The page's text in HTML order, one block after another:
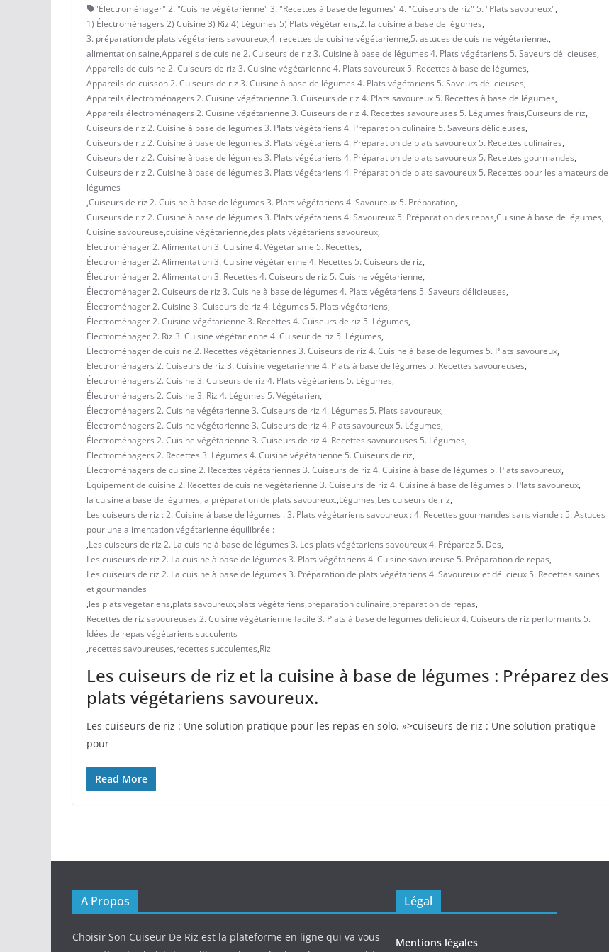
"Électroménager" 2. "Cuisine végétarienne" 3. "Recettes à base de légumes" 4. "Cuiseurs de riz" 5. "Plats savoureux",
1) Électroménagers 2) Cuisine 3) Riz 4) Légumes 5) Plats végétariens,2. la cuisine à base de légumes,
3. préparation de plats végétariens savoureux,4. recettes de cuisine végétarienne,5. astuces de cuisine végétarienne.,
alimentation saine,Appareils de cuisine 2. Cuiseurs de riz 3. Cuisine à base de légumes 4. Plats végétariens 5. Saveurs délicieuses,
Appareils de cuisine 2. Cuiseurs de riz 3. Cuisine végétarienne 4. Plats savoureux 5. Recettes à base de légumes,
Appareils de cuisson 2. Cuiseurs de riz 3. Cuisine à base de légumes 4. Plats végétariens 5. Saveurs délicieuses,
Appareils électroménagers 2. Cuisine végétarienne 3. Cuiseurs de riz 4. Plats savoureux 5. Recettes à base de légumes,
Appareils électroménagers 2. Cuisine végétarienne 3. Cuiseurs de riz 4. Recettes savoureuses 5. Légumes frais,Cuiseurs de riz,
Cuiseurs de riz 2. Cuisine à base de légumes 3. Plats végétariens 4. Préparation culinaire 5. Saveurs délicieuses,
Cuiseurs de riz 2. Cuisine à base de légumes 3. Plats végétariens 4. Préparation de plats savoureux 5. Recettes culinaires,
Cuiseurs de riz 2. Cuisine à base de légumes 3. Plats végétariens 4. Préparation de plats savoureux 5. Recettes gourmandes,
Cuiseurs de riz 2. Cuisine à base de légumes 3. Plats végétariens 4. Préparation de plats savoureux 5. Recettes pour les amateurs de
légumes
,Cuiseurs de riz 2. Cuisine à base de légumes 3. Plats végétariens 4. Savoureux 5. Préparation,
Cuiseurs de riz 2. Cuisine à base de légumes 3. Plats végétariens 4. Savoureux 5. Préparation des repas,Cuisine à base de légumes,
Cuisine savoureuse,cuisine végétarienne,des plats végétariens savoureux,
Électroménager 2. Alimentation 3. Cuisine 4. Végétarisme 5. Recettes,
Électroménager 2. Alimentation 3. Cuisine végétarienne 4. Recettes 5. Cuiseurs de riz,
Électroménager 2. Alimentation 3. Recettes 4. Cuiseurs de riz 5. Cuisine végétarienne,
Électroménager 2. Cuiseurs de riz 3. Cuisine à base de légumes 4. Plats végétariens 5. Saveurs délicieuses,
Électroménager 2. Cuisine 3. Cuiseurs de riz 4. Légumes 5. Plats végétariens,
Électroménager 2. Cuisine végétarienne 3. Recettes 4. Cuiseurs de riz 5. Légumes,
Électroménager 2. Riz 3. Cuisine végétarienne 4. Cuiseur de riz 5. Légumes,
Électroménager de cuisine 2. Recettes végétariennes 3. Cuiseurs de riz 4. Cuisine à base de légumes 5. Plats savoureux,
Électroménagers 2. Cuiseurs de riz 3. Cuisine végétarienne 4. Plats à base de légumes 5. Recettes savoureuses,
Électroménagers 2. Cuisine 3. Cuiseurs de riz 4. Plats végétariens 5. Légumes,
Électroménagers 2. Cuisine 3. Riz 4. Légumes 5. Végétarien,
Électroménagers 2. Cuisine végétarienne 3. Cuiseurs de riz 4. Légumes 5. Plats savoureux,
Électroménagers 2. Cuisine végétarienne 3. Cuiseurs de riz 4. Plats savoureux 5. Légumes,
Électroménagers 2. Cuisine végétarienne 3. Cuiseurs de riz 4. Recettes savoureuses 5. Légumes,
Électroménagers 2. Recettes 3. Légumes 4. Cuisine végétarienne 5. Cuiseurs de riz,
Électroménagers de cuisine 2. Recettes végétariennes 3. Cuiseurs de riz 4. Cuisine à base de légumes 5. Plats savoureux,
Équipement de cuisine 2. Recettes de cuisine végétarienne 3. Cuiseurs de riz 4. Cuisine à base de légumes 5. Plats savoureux,
la cuisine à base de légumes,la préparation de plats savoureux.,Légumes,Les cuiseurs de riz,
Les cuiseurs de riz : 2. Cuisine à base de légumes : 3. Plats végétariens savoureux : 4. Recettes gourmandes sans viande : 5. Astuces
pour une alimentation végétarienne équilibrée :
,Les cuiseurs de riz 2. La cuisine à base de légumes 3. Les plats végétariens savoureux 4. Préparez 5. Des,
Les cuiseurs de riz 2. La cuisine à base de légumes 3. Plats végétariens 4. Cuisine savoureuse 5. Préparation de repas,
Les cuiseurs de riz 2. La cuisine à base de légumes 3. Préparation de plats végétariens 4. Savoureux et délicieux 5. Recettes saines
et gourmandes
,les plats végétariens,plats savoureux,plats végétariens,préparation culinaire,préparation de repas,
Recettes de riz savoureuses 2. Cuisine végétarienne facile 3. Plats à base de légumes délicieux 4. Cuiseurs de riz performants 5.
Idées de repas végétariens succulents
,recettes savoureuses,recettes succulentes,Riz
Les cuiseurs de riz et la cuisine à base de légumes : Préparez des
plats végétariens savoureux.
Les cuiseurs de riz : Une solution pratique pour les repas en solo. »>cuiseurs de riz : Une solution pratique
pour
Read More
A Propos
Choisir Son Cuiseur De Riz est la plateforme en ligne qui va vous
Légal
Mentions légales